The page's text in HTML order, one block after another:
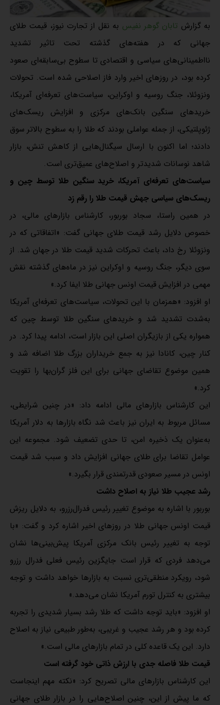
به گزارش تابان گوهر نفیس به نقل از تجارت نیوز، قیمت طلای
جهانی که در هفته‌های گذشته تحت تاثیر تشدید
نااطمینانی‌های سیاسی و اقتصادی تا سطوح بی‌سابقه‌ای صعود
کرده بود، در روزهای اخیر وارد فاز اصلاحی شده است. تحولات
ونزوئلا، جنگ روسیه و اوکراین، سیاست‌های تعرفه‌ای آمریکا،
خریدهای سنگین بانک‌های مرکزی و افزایش ریسک‌های
ژئوپلتیکی، از جمله عواملی بودند که طلا را به سطوح بالاتر سوق
دادند؛ اما اکنون با ارسال سیگنال‌هایی از کاهش تنش، بازار
شاهد نوسانات شدیدتر و اصلاح‌های عمیق‌تری است.
سیاست‌های تعرفه‌ای آمریکا، خرید‌ سنگین طلا توسط چین و
ریسک‌های سیاسی جهش قیمت طلا را رقم زد
در همین راستا، سجاد بوربور، کارشناس بازارهای مالی، در
خصوص دلایل رشد قیمت طلای جهانی گفت: «اتفاقاتی که در
ونزوئلا رخ داد، باعث تحرکات شدید قیمت طلا در جهان شد. از
سوی دیگر، جنگ روسیه و اوکراین نیز در ماه‌های گذشته نقش
مهمی در افزایش قیمت اونس جهانی طلا ایفا کرد.»
او افزود: «همزمان با این تحولات، سیاست‌های تعرفه‌ای آمریکا
به‌شدت تشدید شد و خریدهای سنگین طلا توسط چین که
همواره یکی از بازیگران اصلی این بازار است، ادامه پیدا کرد. در
کنار چین، کانادا نیز به جمع خریداران بزرگ طلا اضافه شد و
همین موضوع تقاضای جهانی برای این فلز گران‌بها را تقویت
کرد.»
این کارشناس بازارهای مالی ادامه داد: «در چنین شرایطی،
مسائل مربوط به ایران نیز باعث شد نگاه بازارها به دلار آمریکا
به‌عنوان یک ذخیره امن، تا حدی تضعیف شود. مجموعه این
عوامل تقاضا برای طلای جهانی افزایش داد و سبب شد قیمت
اونس در مسیر صعودی قدرتمندی قرار بگیرد.»
رشد عجیب طلا نیاز به اصلاح داشت
بوربور با اشاره به موضوع تغییر رئیس فدرال‌رزرو، به دلایل ریزش
قیمت اونس‌ جهانی طلا در روزهای اخیر اشاره کرد و گفت: «با
توجه به تغییر رئیس بانک مرکزی‌ آمریکا پیش‌بینی‌ها نشان
می‌دهد فردی که قرار است جایگزین رئیس فعلی فدرال ‌رزرو
شود، رویکرد منطقی‌تری نسبت به بازارها خواهد داشت و توجه
بیشتری به کنترل تورم آمریکا نشان می‌دهد.»
او افزود: «باید توجه داشت که طلا رشد بسیار‌ شدیدی را تجربه
کرده بود و هر رشد عجیب و غریبی، به‌طور طبیعی نیاز به اصلاح
دارد. این یک قاعده کلی در تمام بازارهای مالی است.»
قیمت طلا فاصله جدی با ارزش ذاتی خود گرفته است
این کارشناس بازارهای مالی تصریح کرد: «نکته مهم اینجاست
که ما پیش از این، چنین اصلاح‌هایی را در بازار طلای جهانی